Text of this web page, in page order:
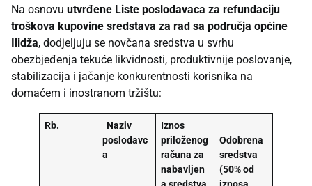
Na osnovu utvrđene Liste poslodavaca za refundaciju
troškova kupovine sredstava za rad sa područja općine
Ilidža, dodjeljuju se novčana sredstva u svrhu
obezbjeđenja tekuće likvidnosti, produktivnije poslovanje,
stabilizacija i jačanje konkurentnosti korisnika na
domaćem i inostranom tržištu:
Rb.
Naziv
poslodavc
a
Iznos
priloženog
računa za
nabavljen
Odobrena
sredstva
(50% od